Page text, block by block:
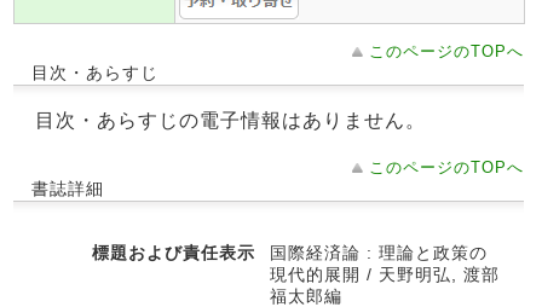
このページのTOPへ
目次・あらすじ
目次・あらすじの電子情報はありません。
このページのTOPへ
書誌詳細
標題および責任表示
国際経済論 : 理論と政策の
現代的展開 / 天野明弘, 渡部
福太郎編